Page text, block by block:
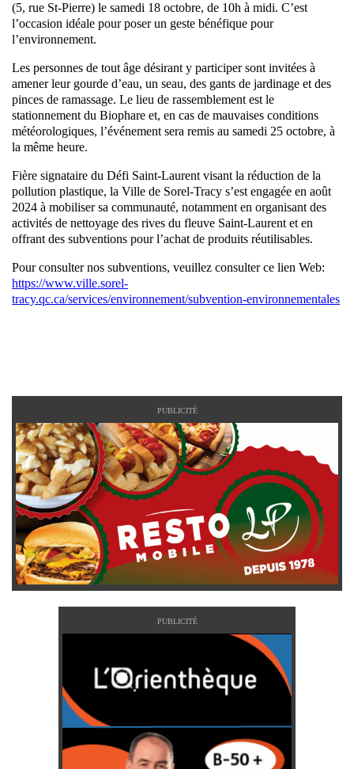
(5, rue St-Pierre) le samedi 18 octobre, de 10h à midi. C’est
l’occasion idéale pour poser un geste bénéfique pour
l’environnement.
Les personnes de tout âge désirant y participer sont invitées à
amener leur gourde d’eau, un seau, des gants de jardinage et des
pinces de ramassage. Le lieu de rassemblement est le
stationnement du Biophare et, en cas de mauvaises conditions
météorologiques, l’événement sera remis au samedi 25 octobre, à
la même heure.
Fière signataire du Défi Saint-Laurent visant la réduction de la
pollution plastique, la Ville de Sorel-Tracy s’est engagée en août
2024 à mobiliser sa communauté, notamment en organisant des
activités de nettoyage des rives du fleuve Saint-Laurent et en
offrant des subventions pour l’achat de produits réutilisables.
Pour consulter nos subventions, veuillez consulter ce lien Web:
https://www.ville.sorel-
tracy.qc.ca/services/environnement/subvention-environnementales
PUBLICITÉ
PUBLICITÉ